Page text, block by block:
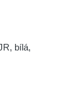
bílá,